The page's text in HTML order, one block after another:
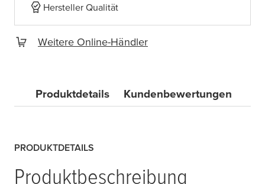
Hersteller Qualität
Weitere Online-Händler
Produktdetails Kundenbewertungen
PRODUKTDETAILS
Produktbeschreibung